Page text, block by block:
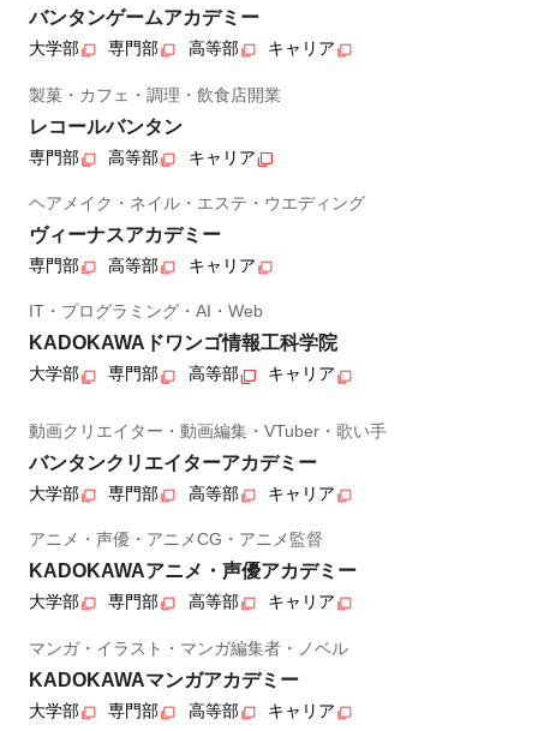
バンタンゲームアカデミー
大学部 専門部 高等部 キャリア
製菓・カフェ・調理・飲食店開業
レコールバンタン
専門部 高等部 キャリア
ヘアメイク・ネイル・エステ・ウエディング
ヴィーナスアカデミー
専門部 高等部 キャリア
IT・プログラミング・AI・Web
KADOKAWAドワンゴ情報工科学院
大学部 専門部 高等部 キャリア
動画クリエイター・動画編集・VTuber・歌い手
バンタンクリエイターアカデミー
大学部 専門部 高等部 キャリア
アニメ・声優・アニメCG・アニメ監督
KADOKAWAアニメ・声優アカデミー
大学部 専門部 高等部 キャリア
マンガ・イラスト・マンガ編集者・ノベル
KADOKAWAマンガアカデミー
大学部 専門部 高等部 キャリア